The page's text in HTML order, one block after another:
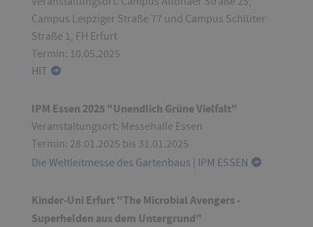
Campus Leipziger Straße 77 und Campus Schlüter
Straße 1, FH Erfurt
Termin: 10.05.2025
HIT
IPM Essen 2025 "Unendlich Grüne Vielfalt"
Veranstaltungsort: Messehalle Essen
Termin: 28.01.2025 bis 31.01.2025
Die Weltleitmesse des Gartenbaus | IPM ESSEN
Kinder-Uni Erfurt "The Microbial Avengers -
Superhelden aus dem Untergrund"